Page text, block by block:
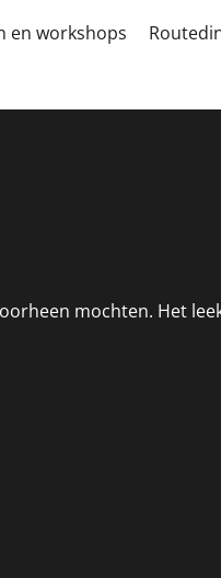
en workshops
mochten. Het